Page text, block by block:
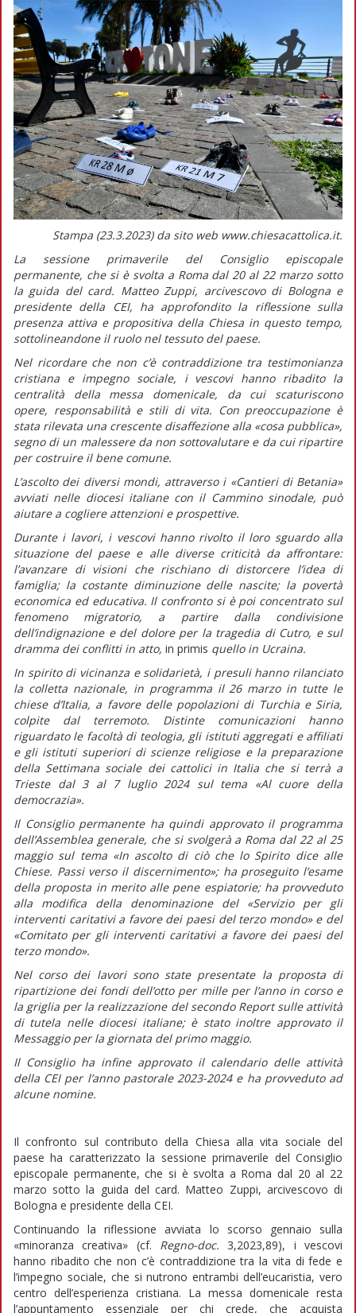
Stampa (23.3.2023) da sito web www.chiesacattolica.it.
La sessione primaverile del Consiglio episcopale
permanente, che si è svolta a Roma dal 20 al 22 marzo sotto
la guida del card. Matteo Zuppi, arcivescovo di Bologna e
presidente della CEI, ha approfondito la riflessione sulla
presenza attiva e propositiva della Chiesa in questo tempo,
sottolineandone il ruolo nel tessuto del paese.
Nel ricordare che non c’è contraddizione tra testimonianza
cristiana e impegno sociale, i vescovi hanno ribadito la
centralità della messa domenicale, da cui scaturiscono
opere, responsabilità e stili di vita. Con preoccupazione è
stata rilevata una crescente disaffezione alla «cosa pubblica»,
segno di un malessere da non sottovalutare e da cui ripartire
per costruire il bene comune.
L’ascolto dei diversi mondi, attraverso i «Cantieri di Betania»
avviati nelle diocesi italiane con il Cammino sinodale, può
aiutare a cogliere attenzioni e prospettive.
Durante i lavori, i vescovi hanno rivolto il loro sguardo alla
situazione del paese e alle diverse criticità da affrontare:
l’avanzare di visioni che rischiano di distorcere l’idea di
famiglia; la costante diminuzione delle nascite; la povertà
economica ed educativa. Il confronto si è poi concentrato sul
fenomeno migratorio, a partire dalla condivisione
dell’indignazione e del dolore per la tragedia di Cutro, e sul
dramma dei conflitti in atto, in primis quello in Ucraina.
In spirito di vicinanza e solidarietà, i presuli hanno rilanciato
la colletta nazionale, in programma il 26 marzo in tutte le
chiese d’Italia, a favore delle popolazioni di Turchia e Siria,
colpite dal terremoto. Distinte comunicazioni hanno
riguardato le facoltà di teologia, gli istituti aggregati e affiliati
e gli istituti superiori di scienze religiose e la preparazione
della Settimana sociale dei cattolici in Italia che si terrà a
Trieste dal 3 al 7 luglio 2024 sul tema «Al cuore della
democrazia».
Il Consiglio permanente ha quindi approvato il programma
dell’Assemblea generale, che si svolgerà a Roma dal 22 al 25
maggio sul tema «In ascolto di ciò che lo Spirito dice alle
Chiese. Passi verso il discernimento»; ha proseguito l’esame
della proposta in merito alle pene espiatorie; ha provveduto
alla modifica della denominazione del «Servizio per gli
interventi caritativi a favore dei paesi del terzo mondo» e del
«Comitato per gli interventi caritativi a favore dei paesi del
terzo mondo».
Nel corso dei lavori sono state presentate la proposta di
ripartizione dei fondi dell’otto per mille per l’anno in corso e
la griglia per la realizzazione del secondo Report sulle attività
di tutela nelle diocesi italiane; è stato inoltre approvato il
Messaggio per la giornata del primo maggio.
Il Consiglio ha infine approvato il calendario delle attività
della CEI per l’anno pastorale 2023-2024 e ha provveduto ad
alcune nomine.
Il confronto sul contributo della Chiesa alla vita sociale del
paese ha caratterizzato la sessione primaverile del Consiglio
episcopale permanente, che si è svolta a Roma dal 20 al 22
marzo sotto la guida del card. Matteo Zuppi, arcivescovo di
Bologna e presidente della CEI.
Continuando la riflessione avviata lo scorso gennaio sulla
«minoranza creativa» (cf. Regno-doc. 3,2023,89), i vescovi
hanno ribadito che non c’è contraddizione tra la vita di fede e
l’impegno sociale, che si nutrono entrambi dell’eucaristia, vero
centro dell’esperienza cristiana. La messa domenicale resta
l’appuntamento essenziale per chi crede, che acquista